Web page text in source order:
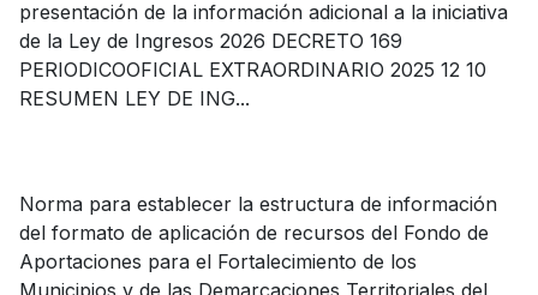
presentación de la información adicional a la iniciativa
de la Ley de Ingresos 2026 DECRETO 169
PERIODICOOFICIAL EXTRAORDINARIO 2025 12 10
RESUMEN LEY DE ING...
Norma para establecer la estructura de información
del formato de aplicación de recursos del Fondo de
Aportaciones para el Fortalecimiento de los
Municipios y de las Demarcaciones Territoriales del